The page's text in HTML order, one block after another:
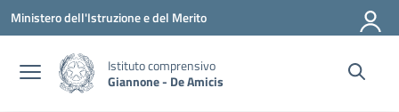
Vai ai contenuti
Vai al menu di navigazione
Vai al footer
Ministero dell'Istruzione e del Merito
Istituto comprensivo
Giannone - De Amicis